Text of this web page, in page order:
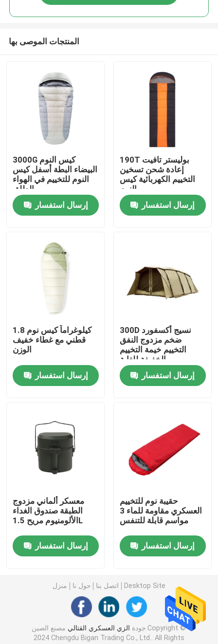
حول بنا
إتصال
الزي العسكري القتالي
زي التمويه العسكري
درع عسكري باليستي
حقيبة ظهر عسكرية تكتيكية
سترة عسكرية تكتيكية
أحذية اللباس العسكري
معدات التخييم العسكرية
معدات الصيد في الهواء الطلق
قفازات ركوب مقاومة للماء
المنتجات الموصى بها
3000G كيس النوم
البيضاء البطة أسفل كيس
النوم للتخييم في الهواء
الطلق
إرسال استفسار
190T بوليستر تافيت
إعادة شحن تسخين
التخييم الكهربائية كيس
النوم
إرسال استفسار
1.8 كيلوغراماً كيس نوم
قطني مع غطاء خفيف
الوزن
إرسال استفسار
300D نسيج أكسفورد
ضخم مزدوج النفق
التخييم خيمة التخييم
الخفيفة للغاية
إرسال استفسار
معسكر ألماني مزدوج
الطبقة صندوق الغداء
الألومنيوم مريح 1.5L
إرسال استفسار
حقيبة نوم للتخييم
العسكري مقاومة للماء 3
مواسم قابلة للتنفس
إرسال استفسار
منزل حول نا اتصل بنا Desktop Site
جودة الزي العسكري القتالي مصنع الصين.Copyright ©
2024 Chengdu Bigan Trading Co., Ltd.. All Rights